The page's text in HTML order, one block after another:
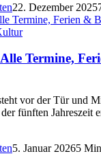
22. Dezember 2025
Termine,
vor der Tür und
fünften Jahreszeit
5. Januar 20265